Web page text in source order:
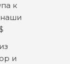
к
и